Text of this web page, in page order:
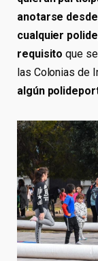
anotarse
cualquier
requisito que
las Colonias de
algún